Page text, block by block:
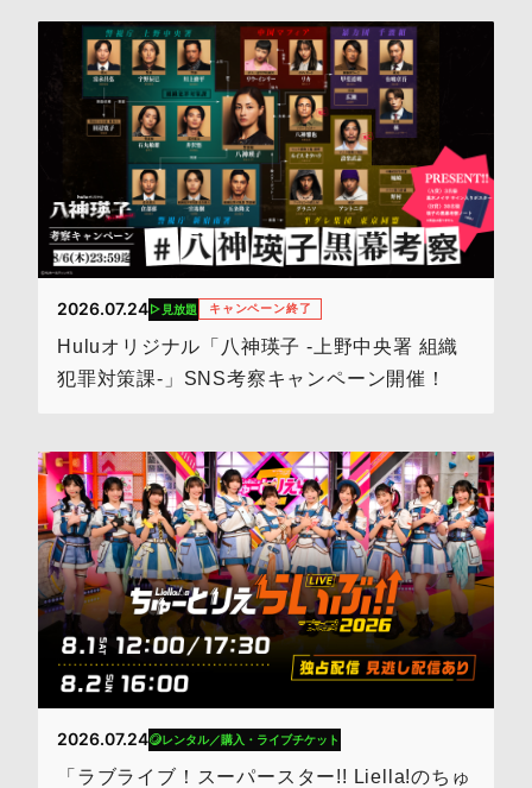
2026.07.24 見放題 キャンペーン終了
Huluオリジナル「八神瑛子 -上野中央署 組織
犯罪対策課-」SNS考察キャンペーン開催！
2026.07.24 レンタル／購入・ライブチケット
「ラブライブ！スーパースター!! Liella!のちゅ